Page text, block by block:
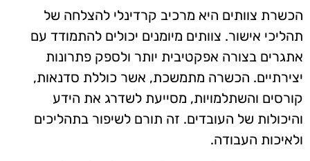
הכשרת צוותים היא מרכיב קרדינלי להצלחה של
תהליכי אישור. צוותים מיומנים יכולים להתמודד עם
אתגרים בצורה אפקטיבית יותר ולספק פתרונות
יצירתיים. הכשרה מתמשכת, אשר כוללת סדנאות,
קורסים והשתלמויות, מסייעת לשדרג את הידע
והיכולות של העובדים. זה תורם לשיפור בתהליכים
ולאיכות העבודה.